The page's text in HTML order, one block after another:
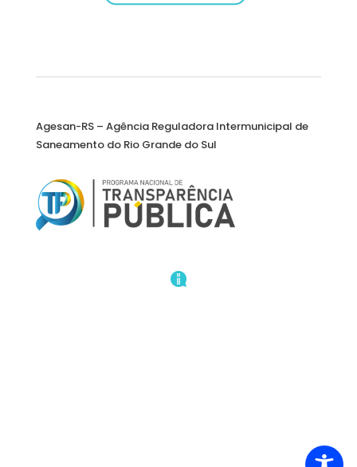
Agesan-RS – Agência Reguladora Intermunicipal de
Saneamento do Rio Grande do Sul